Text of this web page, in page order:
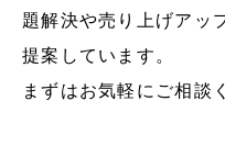
題解決や売り上げアッ
提案しています。
まずはお気軽にご相談